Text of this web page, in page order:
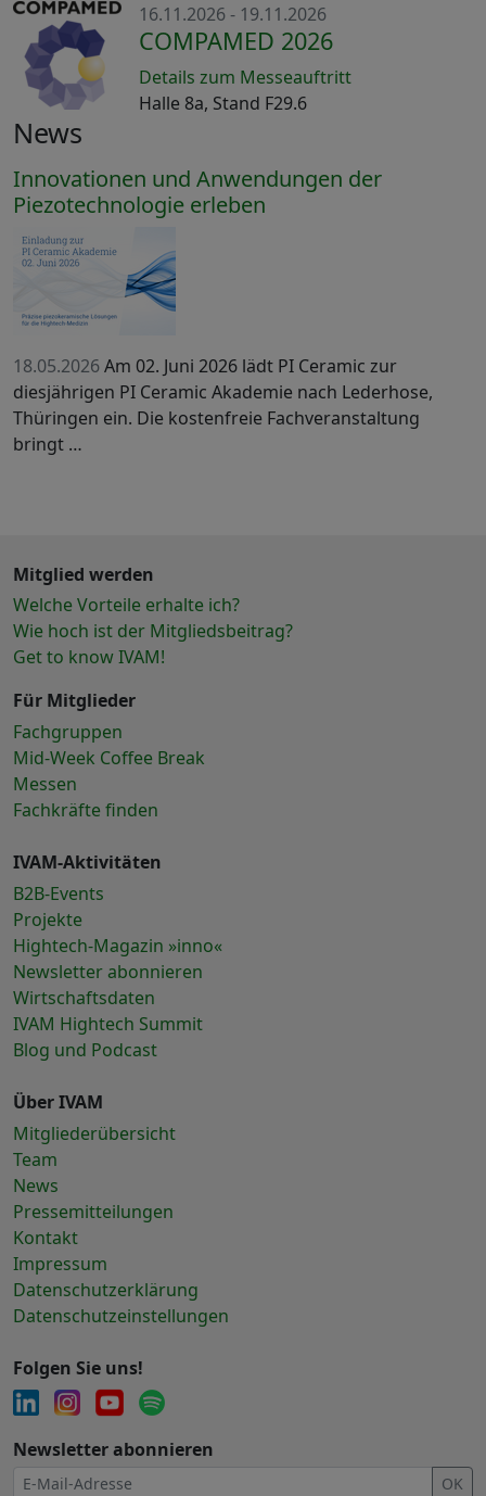
16.11.2026 - 19.11.2026
COMPAMED 2026
Details zum Messeauftritt
Halle 8a, Stand F29.6
News
Innovationen und Anwendungen der
Piezotechnologie erleben
18.05.2026Am 02. Juni 2026 lädt PI Ceramic zur
diesjährigen PI Ceramic Akademie nach Lederhose,
Thüringen ein. Die kostenfreie Fachveranstaltung
bringt …
Mitglied werden
Welche Vorteile erhalte ich?
Wie hoch ist der Mitgliedsbeitrag?
Get to know IVAM!
Für Mitglieder
Fachgruppen
Mid-Week Coffee Break
Messen
Fachkräfte finden
IVAM-Aktivitäten
B2B-Events
Projekte
Hightech-Magazin »inno«
Newsletter abonnieren
Wirtschaftsdaten
IVAM Hightech Summit
Blog und Podcast
Über IVAM
Mitgliederübersicht
Team
News
Pressemitteilungen
Kontakt
Impressum
Datenschutzerklärung
Datenschutzeinstellungen
Folgen Sie uns!
Newsletter abonnieren